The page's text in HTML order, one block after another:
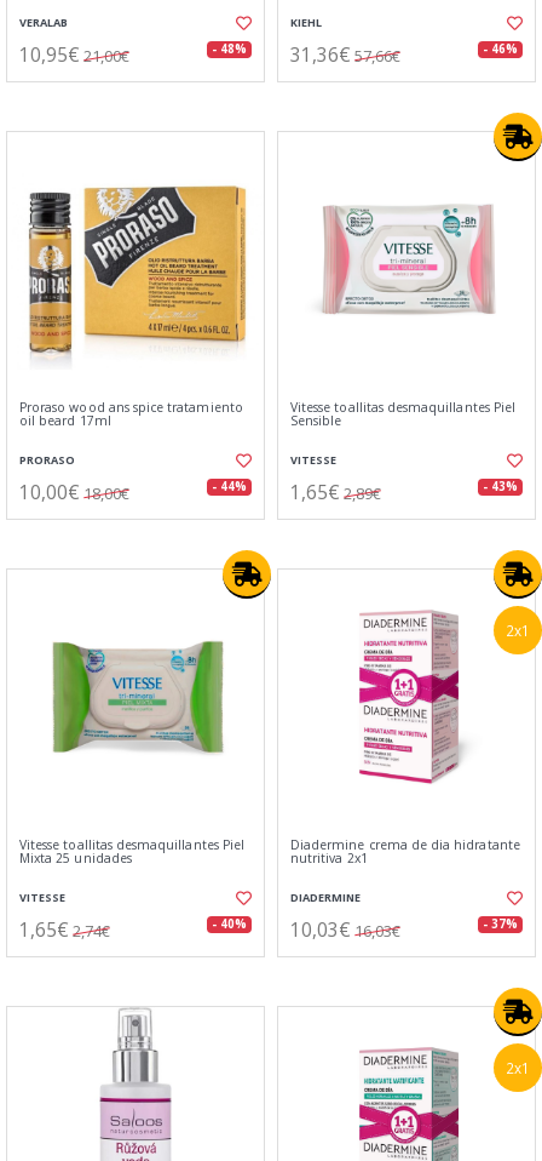
VERALAB
10,95€ 21,00€ - 48%
KIEHL
31,36€ 57,66€ - 46%
Proraso wood ans spice tratamiento
oil beard 17ml
PRORASO
10,00€ 18,00€ - 44%
Vitesse toallitas desmaquillantes Piel
Sensible
VITESSE
1,65€ 2,89€ - 43%
Vitesse toallitas desmaquillantes Piel
Mixta 25 unidades
VITESSE
1,65€ 2,74€ - 40%
2x1
Diadermine crema de dia hidratante
nutritiva 2x1
DIADERMINE
10,03€ 16,03€ - 37%
2x1